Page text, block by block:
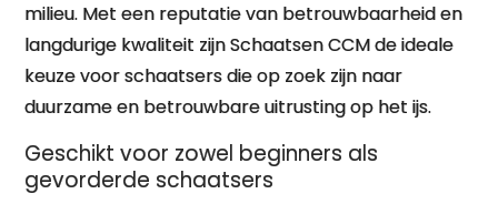
milieu. Met een reputatie van betrouwbaarheid en
langdurige kwaliteit zijn Schaatsen CCM de ideale
keuze voor schaatsers die op zoek zijn naar
duurzame en betrouwbare uitrusting op het ijs.
Geschikt voor zowel beginners als
gevorderde schaatsers